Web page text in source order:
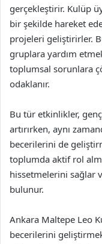
gerçekleştirir. Kulüp
bir şekilde hareket
projeleri geliştirirler.
gruplara yardım
toplumsal sorunlara
odaklanır.
Bu tür etkinlikler,
artırırken, aynı
becerilerini de
toplumda aktif rol
hissetmelerini sağlar
bulunur.
Ankara Maltepe Leo
becerilerini